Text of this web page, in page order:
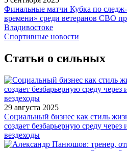
Финальные матчи Кубка по
времени» среди ветеранов СВО
Владивостоке
Спортивные новости
Статьи о сильных
29 августа 2025
Социальный бизнес как стиль
создает безбарьерную среду
вездеходы